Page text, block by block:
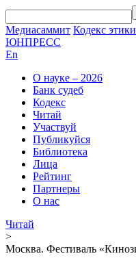
Медиасаммит Кодекс
ЮНПРЕСС
En
О науке – 2026
Банк судеб
Кодекс
Читай
Участвуй
Публикуйся
Библиотека
Лица
Рейтинг
Партнеры
О нас
Читай
>
Москва. Фестиваль